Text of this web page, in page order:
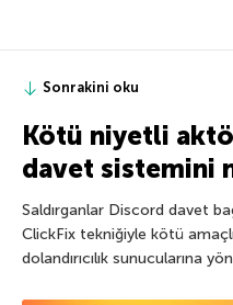
Sonrakini oku
Kötü niyetli
davet sistemini
Saldırganlar Discord davet
ClickFix tekniğiyle kötü
dolandırıcılık sunucularına